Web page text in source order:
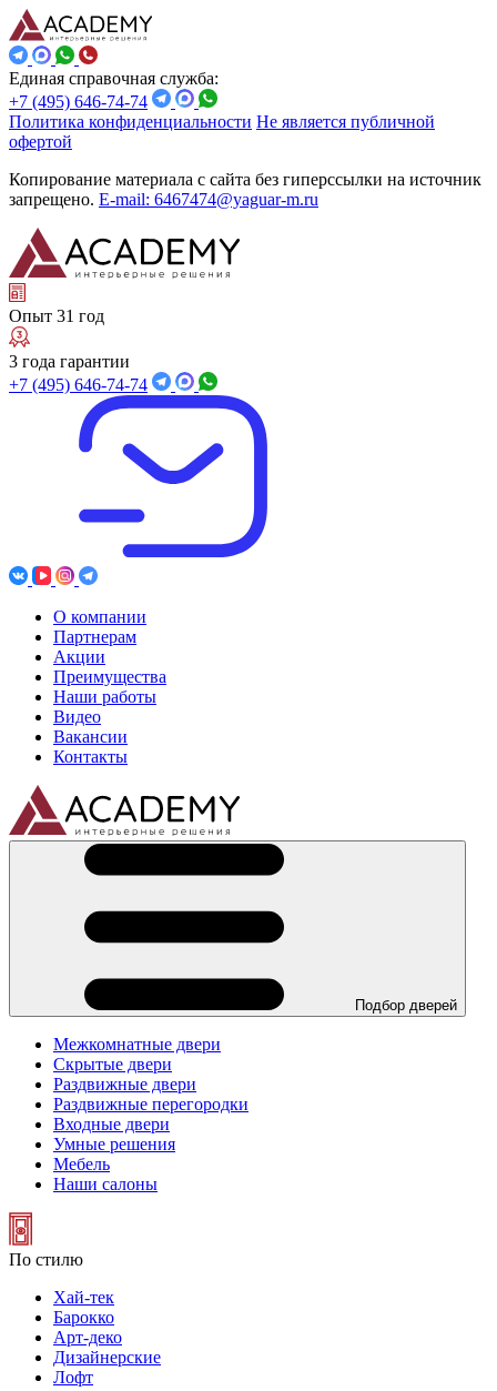
Единая справочная служба:
+7 (495) 646-74-74
Политика конфиденциальности Не является публичной
офертой
Копирование материала с сайта без гиперссылки на источник
запрещено. E-mail: 6467474@yaguar-m.ru
Опыт 31 год
3 года гарантии
+7 (495) 646-74-74
О компании
Партнерам
Акции
Преимущества
Наши работы
Видео
Вакансии
Контакты
Подбор дверей
Межкомнатные двери
Скрытые двери
Раздвижные двери
Раздвижные перегородки
Входные двери
Умные решения
Мебель
Наши салоны
По стилю
Хай-тек
Барокко
Арт-деко
Дизайнерские
Лофт